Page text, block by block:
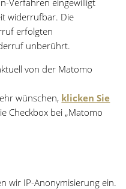
Verfahren eingewilligt
widerrufbar. Die
erfolgten
unberührt.
von der Matomo
wünschen, klicken Sie
Checkbox bei „Matomo
wir IP-Anonymisierung ein.